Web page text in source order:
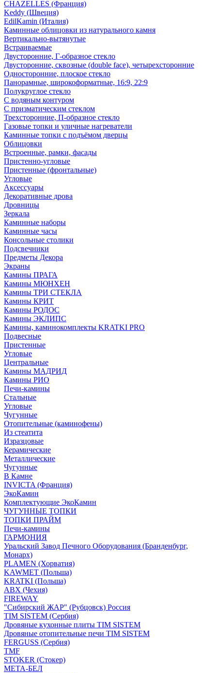
CHAZELLES (Франция)
Keddy (Швеция)
EdilKamin (Италия)
Каминные облицовки из натурального камня
Вертикально-вытянутые
Встраиваемые
Двусторонние, Г-образное стекло
Двусторонние, сквозные (double face), четырехсторонние
Односторонние, плоское стекло
Панорамные, широкоформатные, 16:9, 22:9
Полукруглое стекло
С водяным контуром
С призматическим стеклом
Трехсторонние, П-образное стекло
Газовые топки и уличные нагреватели
Каминные топки с подъёмом дверцы
Облицовки
Встроенные, рамки, фасады
Пристенно-угловые
Пристенные (фронтальные)
Угловые
Аксессуары
Декоративные дрова
Дровницы
Зеркала
Каминные наборы
Каминные часы
Консольные столики
Подсвечники
Предметы Декора
Экраны
Камины ПРАГА
Камины МЮНХЕН
Камины ТРИ СТЕКЛА
Камины КРИТ
Камины РОДОС
Камины ЭКЛИПС
Камины, каминокомплекты KRATKI PRO
Подвесные
Пристенные
Угловые
Центральные
Камины МАДРИД
Камины РИО
Печи-камины
Стальные
Угловые
Чугунные
Отопительные (каминофены)
Из стеатита
Изразцовые
Керамические
Металлические
Чугунные
В Камне
INVICTA (Франция)
ЭкоКамин
Комплектующие ЭкоКамин
ЧУГУННЫЕ ТОПКИ
ТОПКИ ПРАЙМ
Печи-камины
ГАРМОНИЯ
Уральский Завод Печного Оборудования (Бранденбург,
Монарх)
PLAMEN (Хорватия)
KAWMET (Польша)
KRATKI (Польша)
ABX (Чехия)
FIREWAY
"Сибирский ЖАР" (Рубцовск) Россия
TIM SISTEM (Сербия)
Дровяные кухонные плиты TIM SISTEM
Дровяные отопительные печи TIM SISTEM
FERGUSS (Сербия)
TMF
STOKER (Стокер)
МЕТА-БЕЛ